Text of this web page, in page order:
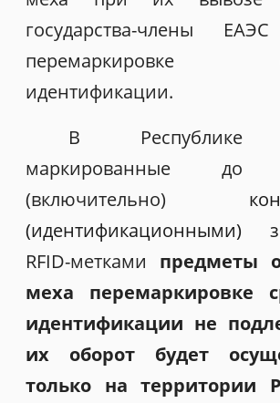
государства-члены
перемаркировке
идентификации.
В Республике
маркированные до
(включительно)
(идентификационными)
RFID-метками предметы
меха перемаркировке
идентификации не
их оборот будет
только на территории